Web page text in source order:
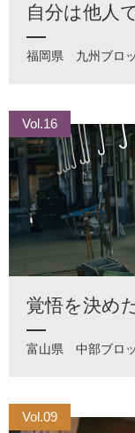
自分は他人
福岡県 九州ブロ
Vol.16
覚悟を決め
富山県 中部ブロ
Vol.09